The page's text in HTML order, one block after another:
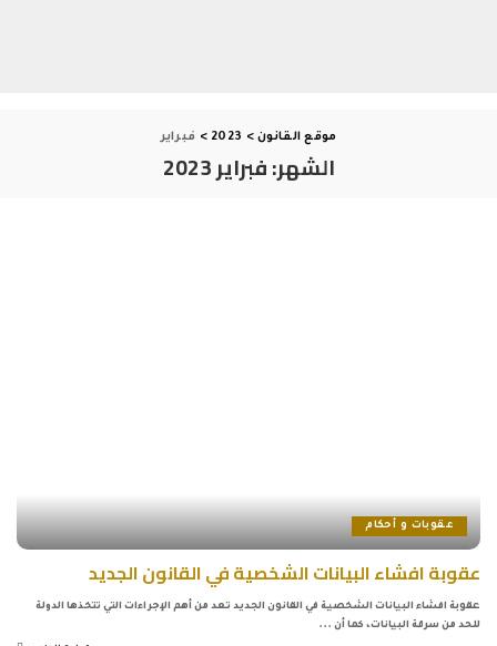
موقع القانون>
2023
> فبراير
الشهر:فبراير 2023
عقوبات و أحكام
عقوبة افشاء البيانات الشخصية في القانون الجديد
عقوبة افشاء البيانات الشخصية في القانون الجديد تعد من أهم الإجراءات التي تتخذها الدولة
للحد من سرقة البيانات، كما أن ...